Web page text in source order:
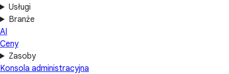
Usługi
Branże
AI
Ceny
Zasoby
Konsola administracyjna